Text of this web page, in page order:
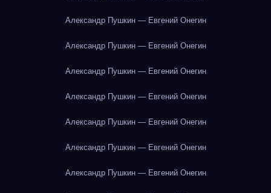
Александр Пушкин — Евгений Онегин
Александр Пушкин — Евгений Онегин
Александр Пушкин — Евгений Онегин
Александр Пушкин — Евгений Онегин
Александр Пушкин — Евгений Онегин
Александр Пушкин — Евгений Онегин
Александр Пушкин — Евгений Онегин